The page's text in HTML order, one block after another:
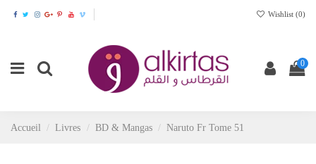
Wishlist (0)
0
Accueil Livres BD & Mangas Naruto Fr Tome 51